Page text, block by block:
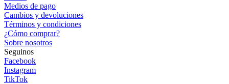
Medios de pago
Cambios y devoluciones
Términos y condiciones
¿Cómo comprar?
Sobre nosotros
Seguinos
Facebook
Instagram
TikTok